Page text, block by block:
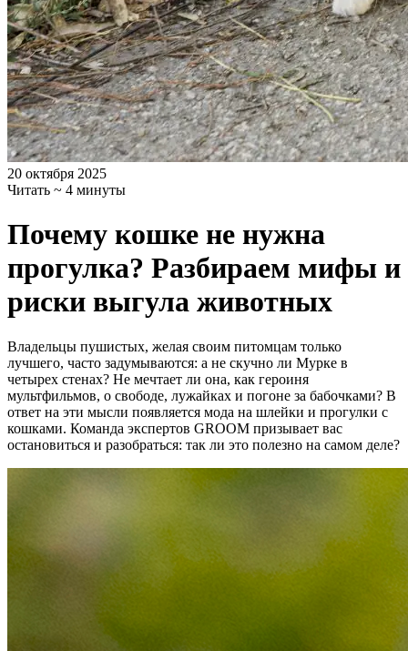
20 октября 2025
Читать ~ 4 минуты
Почему кошке не нужна
прогулка? Разбираем мифы и
риски выгула животных
Владельцы пушистых, желая своим питомцам только
лучшего, часто задумываются: а не скучно ли Мурке в
четырех стенах? Не мечтает ли она, как героиня
мультфильмов, о свободе, лужайках и погоне за бабочками? В
ответ на эти мысли появляется мода на шлейки и прогулки с
кошками. Команда экспертов GROOM призывает вас
остановиться и разобраться: так ли это полезно на самом деле?